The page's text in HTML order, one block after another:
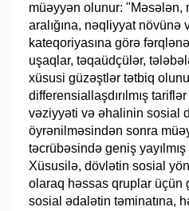
müəyyən olunur: "Məsələn,
aralığına, nəqliyyat növünə
kateqoriyasına görə
uşaqlar, təqaüdçülər,
xüsusi güzəştlər tətbiq
differensiallaşdırılmış
vəziyyəti və əhalinin sosial
öyrənilməsindən sonra
təcrübəsində geniş
Xüsusilə, dövlətin sosial
olaraq həssas qruplar üçün
sosial ədalətin təminatına,